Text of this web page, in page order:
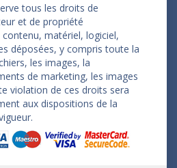
tous les droits de
et de propriété
matériel, logiciel,
déposées, y compris toute la
les images, la
de marketing, les images
violation de ces droits sera
aux dispositions de la